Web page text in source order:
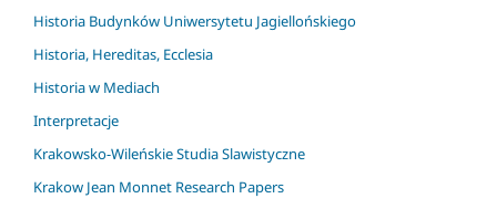
Historia Budynków Uniwersytetu Jagiellońskiego
Historia, Hereditas, Ecclesia
Historia w Mediach
Interpretacje
Krakowsko-Wileńskie Studia Slawistyczne
Krakow Jean Monnet Research Papers